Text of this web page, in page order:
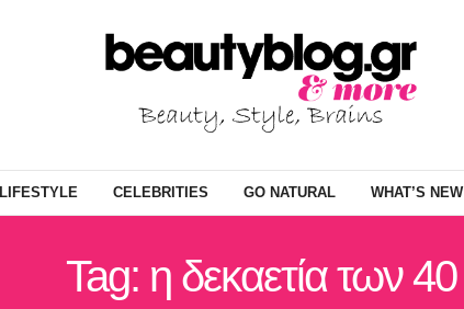
LIFESTYLE CELEBRITIES GO NATURAL WHAT’S NEW
Tag: η δεκαετία των 40